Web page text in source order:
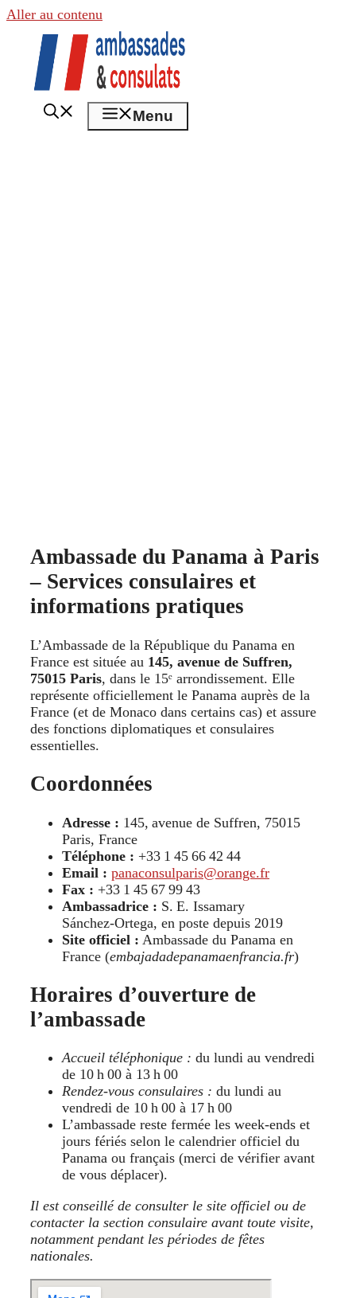
Aller au contenu
Menu
Ambassade du Panama à Paris
– Services consulaires et
informations pratiques
L’Ambassade de la République du Panama en
France est située au 145, avenue de Suffren,
75015 Paris, dans le 15ᵉ arrondissement. Elle
représente officiellement le Panama auprès de la
France (et de Monaco dans certains cas) et assure
des fonctions diplomatiques et consulaires
essentielles.
Coordonnées
Adresse : 145, avenue de Suffren, 75015
Paris, France
Téléphone : +33 1 45 66 42 44
Email : panaconsulparis@orange.fr
Fax : +33 1 45 67 99 43
Ambassadrice : S. E. Issamary
Sánchez‑Ortega, en poste depuis 2019
Site officiel : Ambassade du Panama en
France (embajadadepanamaenfrancia.fr)
Horaires d’ouverture de
l’ambassade
Accueil téléphonique : du lundi au vendredi
de 10 h 00 à 13 h 00
Rendez-vous consulaires : du lundi au
vendredi de 10 h 00 à 17 h 00
L’ambassade reste fermée les week‑ends et
jours fériés selon le calendrier officiel du
Panama ou français (merci de vérifier avant
de vous déplacer).
Il est conseillé de consulter le site officiel ou de
contacter la section consulaire avant toute visite,
notamment pendant les périodes de fêtes
nationales.